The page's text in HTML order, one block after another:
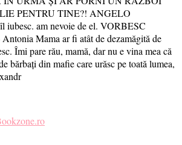
PENTRU TINE?! ANGELO
am nevoie de el. VORBESC
Mama ar fi atât de dezamăgită de
Îmi pare rău, mamă, dar nu e vina mea că
bărbați din mafie care urăsc pe toată lumea,